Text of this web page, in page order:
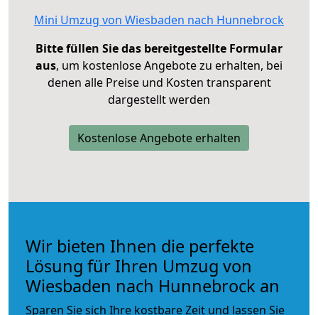
Mini Umzug von Wiesbaden nach Hunnebrock
Bitte füllen Sie das bereitgestellte Formular
aus, um kostenlose Angebote zu erhalten, bei
denen alle Preise und Kosten transparent
dargestellt werden
Kostenlose Angebote erhalten
Wir bieten Ihnen die perfekte
Lösung für Ihren Umzug von
Wiesbaden nach Hunnebrock an
Sparen Sie sich Ihre kostbare Zeit und lassen Sie